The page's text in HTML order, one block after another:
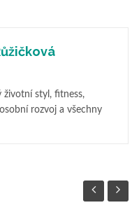
životní styl, fitness,
rozvoj a všechny